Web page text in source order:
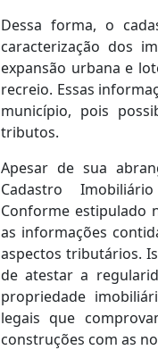
Dessa forma, o
caracterização dos
expansão urbana e
recreio. Essas
município, pois
tributos.
Apesar de sua
Cadastro
Conforme estipulado
as informações
aspectos tributários.
de atestar a
propriedade
legais que
construções com as